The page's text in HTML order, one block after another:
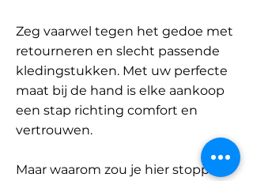
Zeg vaarwel tegen het gedoe met
retourneren en slecht passende
kledingstukken. Met uw perfecte
maat bij de hand is elke aankoop
een stap richting comfort en
vertrouwen.
Maar waarom zou je hier stoppen?